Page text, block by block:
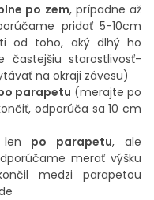
po zem, prípadne až
pridať 5-10cm
od toho, aký dlhý ho
starostlivosť-
na okraji závesu)
parapetu (merajte po
odporúča sa 10 cm
len po parapetu, ale
merať výšku
medzi parapetou